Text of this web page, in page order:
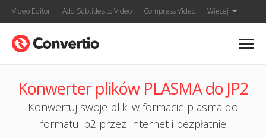
Video Editor Add Subtitles to Video Compress Video Więcej
Konwerter plików PLASMA do JP2
Konwertuj swoje pliki w formacie plasma do
formatu jp2 przez Internet i bezpłatnie